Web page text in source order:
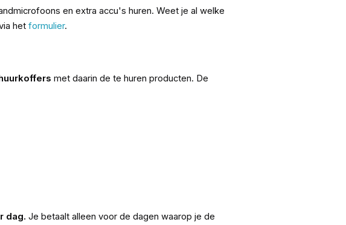
en extra accu's huren. Weet je al welke
het formulier.
met daarin de te huren producten. De
dag. Je betaalt alleen voor de dagen waarop je de